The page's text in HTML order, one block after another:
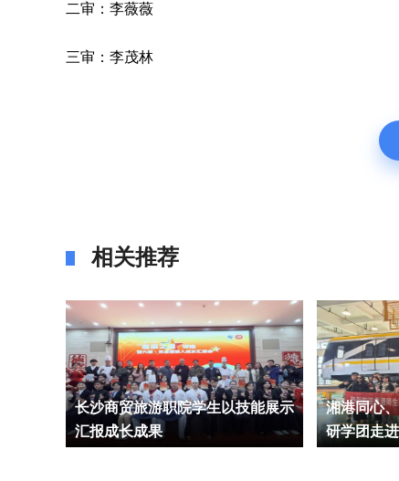
二审：李薇薇
三审：李茂林
相关推荐
长沙商贸旅游职院学生以技能展示
汇报成长成果
湘港同心
研学团走